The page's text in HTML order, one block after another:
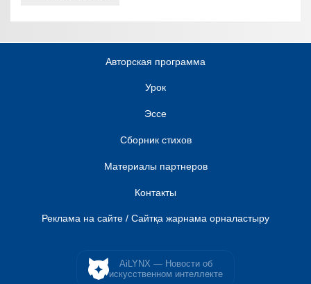
Авторская программа
Урок
Эссе
Сборник стихов
Материалы партнеров
Контакты
Реклама на сайте / Сайтқа жарнама орналастыру
AiLYNX — Новости об
искусственном интеллекте